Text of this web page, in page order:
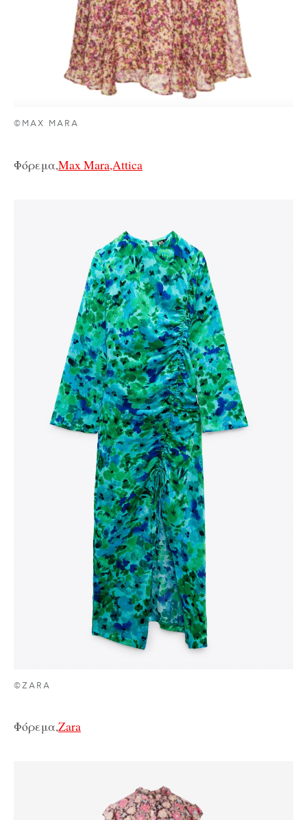
©MAX MARA
Φόρεμα,Max Mara,Attica
©ZARA
Φόρεμα,Zara